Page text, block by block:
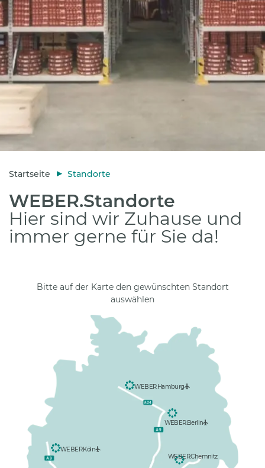
Startseite Standorte
WEBER.Standorte
Hier sind wir Zuhause und
immer gerne für Sie da!
Bitte auf der Karte den gewünschten Standort
auswählen
WEBER.Köln
WEBER.Berlin
WEBER.Chemnitz
WEBER.Hamburg